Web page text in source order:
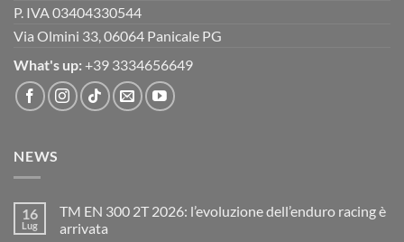
P. IVA 03404330544
Via Olmini 33, 06064 Panicale PG
What's up: +39 3334656649
NEWS
16
Lug
TM EN 300 2T 2026: l’evoluzione dell’enduro racing è
arrivata